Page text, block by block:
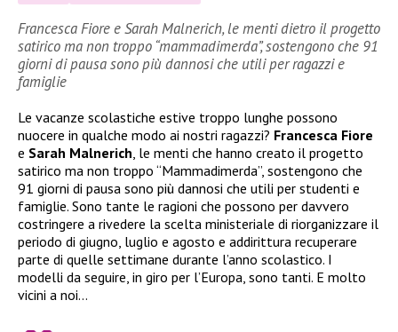
Francesca Fiore e Sarah Malnerich, le menti dietro il progetto
satirico ma non troppo “mammadimerda”, sostengono che 91
giorni di pausa sono più dannosi che utili per ragazzi e
famiglie
Le vacanze scolastiche estive troppo lunghe possono
nuocere in qualche modo ai nostri ragazzi? Francesca Fiore
e Sarah Malnerich , le menti che hanno creato il progetto
satirico ma non troppo “Mammadimerda”, sostengono che
91 giorni di pausa sono più dannosi che utili per studenti e
famiglie. Sono tante le ragioni che possono per davvero
costringere a rivedere la scelta ministeriale di riorganizzare il
periodo di giugno, luglio e agosto e addirittura recuperare
parte di quelle settimane durante l’anno scolastico. I
modelli da seguire, in giro per l’Europa, sono tanti. E molto
vicini a noi…